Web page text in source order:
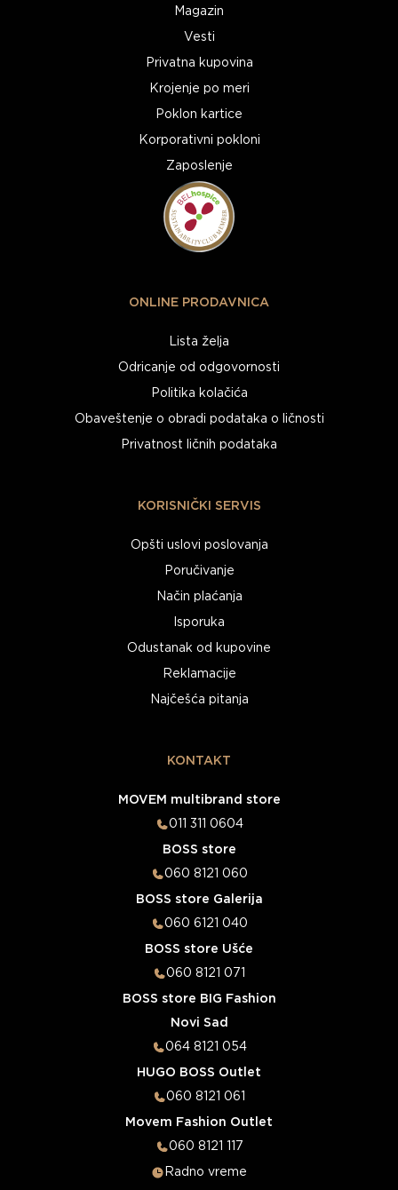
Magazin
Vesti
Privatna kupovina
Krojenje po meri
Poklon kartice
Korporativni pokloni
Zaposlenje
ONLINE PRODAVNICA
Lista želja
Odricanje od odgovornosti
Politika kolačića
Obaveštenje o obradi podataka o ličnosti
Privatnost ličnih podataka
KORISNIČKI SERVIS
Opšti uslovi poslovanja
Poručivanje
Način plaćanja
Isporuka
Odustanak od kupovine
Reklamacije
Najčešća pitanja
KONTAKT
MOVEM multibrand store
011 311 0604
BOSS store
060 8121 060
BOSS store Galerija
060 6121 040
BOSS store Ušće
060 8121 071
BOSS store BIG Fashion
Novi Sad
064 8121 054
HUGO BOSS Outlet
060 8121 061
Movem Fashion Outlet
060 8121 117
Radno vreme